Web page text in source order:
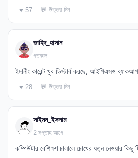
♥ 57 💬 উত্তর দিন
জাহিদ_হাসান
গতকাল
ইদানীং কারেন্ট খুব ডিস্টার্ব করছে, আইপিএসও
♥ 28 💬 উত্তর দিন
সাইমন_ইসলাম
2 সপ্তাহ আগে
কম্পিউটার বেশিক্ষণ চালালে চোখের যত্ন নেওয়ার কিছু